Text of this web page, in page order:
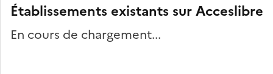
Établissements existants sur Acceslibre
En cours de chargement...